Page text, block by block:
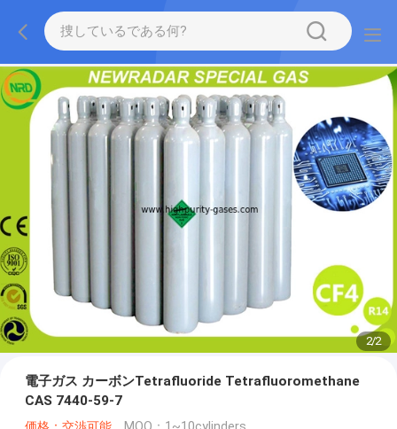
2/2
電子ガス カーボンTetrafluoride Tetrafluoromethane
CAS 7440-59-7